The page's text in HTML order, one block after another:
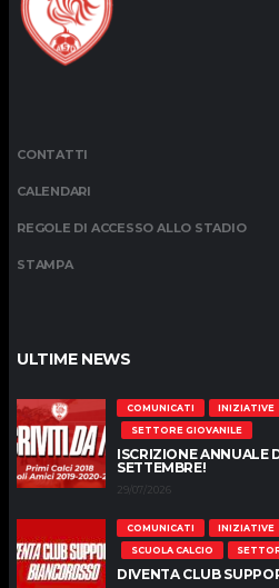
CONTATTI
CALENDARI
REGOLE DI ACCESSO ALLO STADIO
STAMPA
ULTIME NEWS
COMUNICATI INIZIATIVE
SETTORE GIOVANILE
ISCRIZIONE ANNUALE
SETTEMBRE!
29/07/2026
COMUNICATI INIZIATIVE
SCUOLA CALCIO
DIVENTA CLUB